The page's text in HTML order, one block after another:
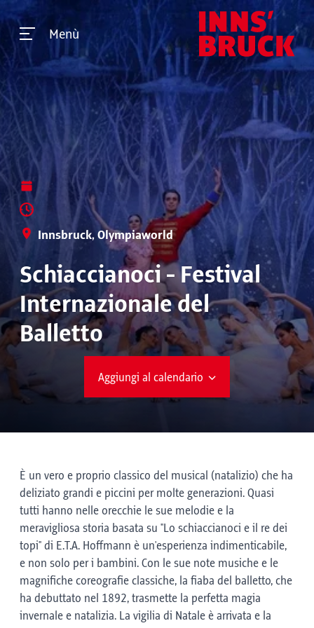
Menù
Innsbruck, Olympiaworld
Schiaccianoci - Festival
Internazionale del
Balletto
Aggiungi al calendario
È un vero e proprio classico del musical (natalizio) che ha
deliziato grandi e piccini per molte generazioni. Quasi
tutti hanno nelle orecchie le sue melodie e la
meravigliosa storia basata su "Lo schiaccianoci e il re dei
topi" di E.T.A. Hoffmann è un'esperienza indimenticabile,
e non solo per i bambini. Con le sue note musiche e le
magnifiche coreografie classiche, la fiaba del balletto, che
ha debuttato nel 1892, trasmette la perfetta magia
invernale e natalizia. La vigilia di Natale è arrivata e la